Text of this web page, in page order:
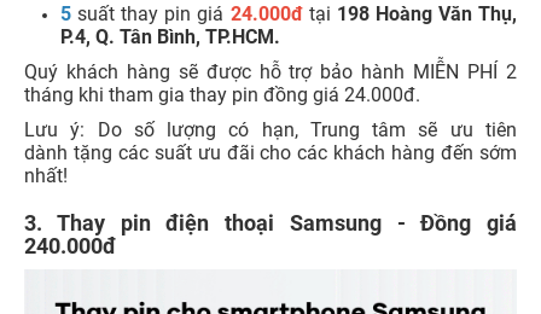
5 suất thay pin giá 24.000đ tại 198 Hoàng Văn Thụ,
P.4, Q. Tân Bình, TP.HCM.
Quý khách hàng sẽ được hỗ trợ bảo hành MIỄN PHÍ 2
tháng khi tham gia thay pin đồng giá 24.000đ.
Lưu ý: Do số lượng có hạn, Trung tâm sẽ ưu tiên
dành tặng các suất ưu đãi cho các khách hàng đến sớm
nhất!
3. Thay pin điện thoại Samsung - Đồng giá
240.000đ